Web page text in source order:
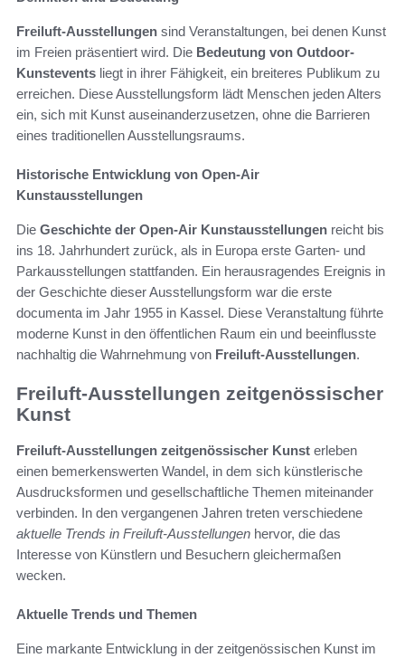
Freiluft-Ausstellungen sind Veranstaltungen, bei denen Kunst
im Freien präsentiert wird. Die Bedeutung von Outdoor-
Kunstevents liegt in ihrer Fähigkeit, ein breiteres Publikum zu
erreichen. Diese Ausstellungsform lädt Menschen jeden Alters
ein, sich mit Kunst auseinanderzusetzen, ohne die Barrieren
eines traditionellen Ausstellungsraums.
Historische Entwicklung von Open-Air
Kunstausstellungen
Die Geschichte der Open-Air Kunstausstellungen reicht bis
ins 18. Jahrhundert zurück, als in Europa erste Garten- und
Parkausstellungen stattfanden. Ein herausragendes Ereignis in
der Geschichte dieser Ausstellungsform war die erste
documenta im Jahr 1955 in Kassel. Diese Veranstaltung führte
moderne Kunst in den öffentlichen Raum ein und beeinflusste
nachhaltig die Wahrnehmung von Freiluft-Ausstellungen.
Freiluft-Ausstellungen zeitgenössischer
Kunst
Freiluft-Ausstellungen zeitgenössischer Kunst erleben
einen bemerkenswerten Wandel, in dem sich künstlerische
Ausdrucksformen und gesellschaftliche Themen miteinander
verbinden. In den vergangenen Jahren treten verschiedene
aktuelle Trends in Freiluft-Ausstellungen hervor, die das
Interesse von Künstlern und Besuchern gleichermaßen
wecken.
Aktuelle Trends und Themen
Eine markante Entwicklung in der zeitgenössischen Kunst im